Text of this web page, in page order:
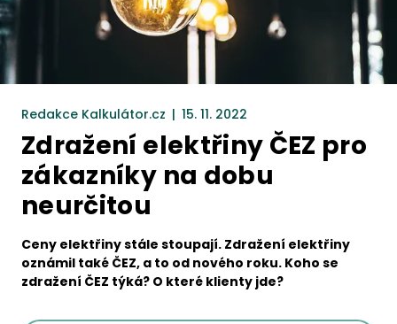
Redakce Kalkulátor.cz | 15. 11. 2022
Zdražení elektřiny ČEZ pro
zákazníky na dobu
neurčitou
Ceny elektřiny stále stoupají. Zdražení elektřiny
oznámil také ČEZ, a to od nového roku. Koho se
zdražení ČEZ týká? O které klienty jde?